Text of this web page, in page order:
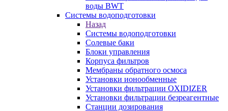
воды BWT
Системы водоподготовки
Назад
Системы водоподготовки
Солевые баки
Блоки управления
Корпуса фильтров
Мембраны обратного осмоса
Установки ионообменные
Установки фильтрации OXIDIZER
Установки фильтрации безреагентные
Станции дозирования